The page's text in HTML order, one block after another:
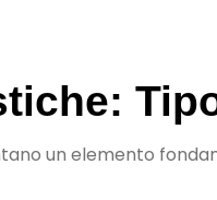
un elemento